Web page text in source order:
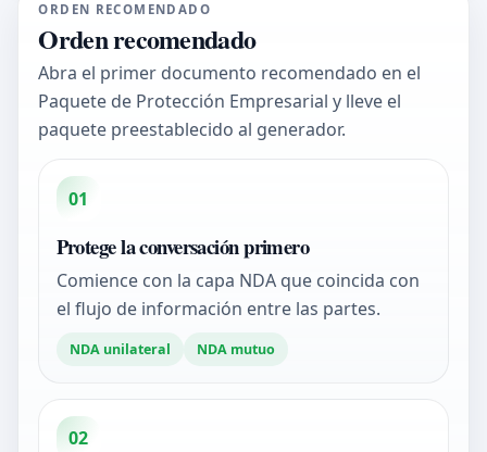
ORDEN RECOMENDADO
Orden recomendado
Abra el primer documento recomendado en el
Paquete de Protección Empresarial y lleve el
paquete preestablecido al generador.
01
Protege la conversación primero
Comience con la capa NDA que coincida con
el flujo de información entre las partes.
NDA unilateral NDA mutuo
02